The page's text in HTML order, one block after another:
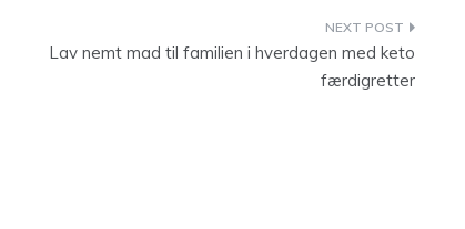
Lav nemt mad til familien i hverdagen med keto
færdigretter